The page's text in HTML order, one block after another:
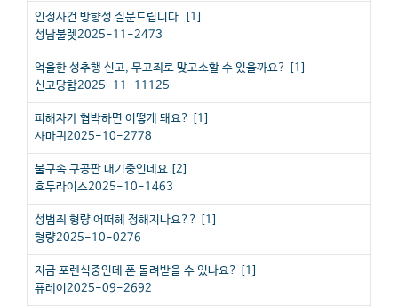
인정사건 방향성 질문드립니다. [1 ]
성남불렛2025-11-2473
억울한 성추행 신고, 무고죄로 맞고소할 수 있을까요? [1 ]
신고당함2025-11-11 125
피해자가 협박하면 어떻게 돼요? [1 ]
사마귀 2025-10-2778
불구속 구공판 대기중인데요 [2]
호두라이스2025-10-1463
성범죄 형량 어떠헤 정해지나요?? [1 ]
형량2025-10-0276
지금 포렌식중인데 폰 돌려받을 수 있나요? [1 ]
퓨레이 2025-09-2692